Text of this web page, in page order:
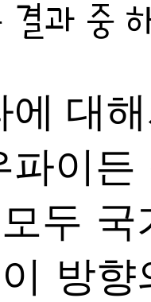
결과 중
에 대
파이
두
방